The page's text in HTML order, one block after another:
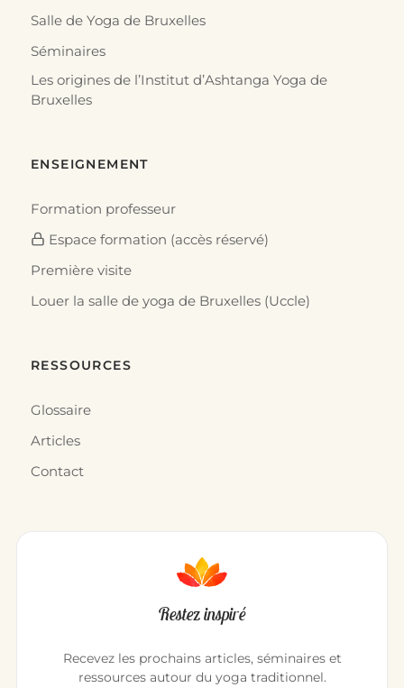
Salle de Yoga de Bruxelles
Séminaires
Les origines de l’Institut d’Ashtanga Yoga de
Bruxelles
ENSEIGNEMENT
Formation professeur
Espace formation (accès réservé)
Première visite
Louer la salle de yoga de Bruxelles (Uccle)
RESSOURCES
Glossaire
Articles
Contact
Restez inspiré
Recevez les prochains articles, séminaires et
ressources autour du yoga traditionnel.